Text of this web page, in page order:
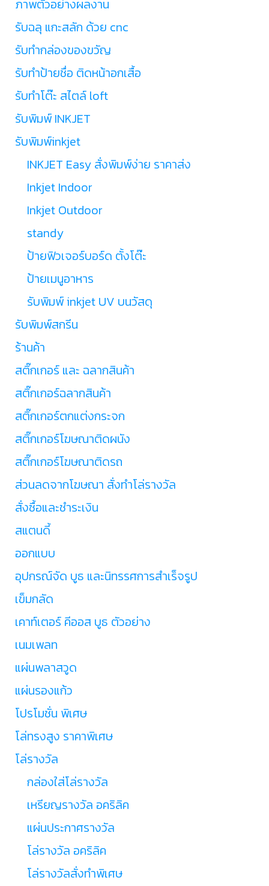
ภาพตัวอย่างผลงาน
รับฉลุ แกะสลัก ด้วย cnc
รับทำกล่องของขวัญ
รับทำป้ายชื่อ ติดหน้าอกเสื้อ
รับทำโต๊ะ สไตล์ loft
รับพิมพ์ INKJET
รับพิมพ์inkjet
INKJET Easy สั่งพิมพ์ง่าย ราคาส่ง
Inkjet Indoor
Inkjet Outdoor
standy
ป้ายฟิวเจอร์บอร์ด ตั้งโต๊ะ
ป้ายเมนูอาหาร
รับพิมพ์ inkjet UV บนวัสดุ
รับพิมพ์สกรีน
ร้านค้า
สติ๊กเกอร์ และ ฉลากสินค้า
สติ๊กเกอร์ฉลากสินค้า
สติ๊กเกอร์ตกแต่งกระจก
สติ๊กเกอร์โฆษณาติดผนัง
สติ๊กเกอร์โฆษณาติดรถ
ส่วนลดจากโฆษณา สั่งทำโล่รางวัล
สั่งซื้อและชำระเงิน
สแตนดี้
ออกแบบ
อุปกรณ์จัด บูธ และนิทรรศการสำเร็จรูป
เข็มกลัด
เคาท์เตอร์ คีออส บูธ ตัวอย่าง
เนมเพลท
แผ่นพลาสวูด
แผ่นรองแก้ว
โปรโมชั่น พิเศษ
โล่ทรงสูง ราคาพิเศษ
โล่รางวัล
กล่องใส่โล่รางวัล
เหรียญรางวัล อคริลิค
แผ่นประกาศรางวัล
โล่รางวัล อคริลิค
โล่รางวัลสั่งทำพิเศษ